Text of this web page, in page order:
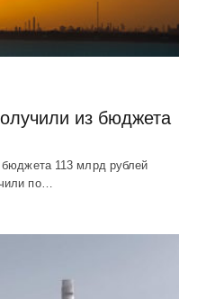
из бюджета
113 млрд рублей
по…